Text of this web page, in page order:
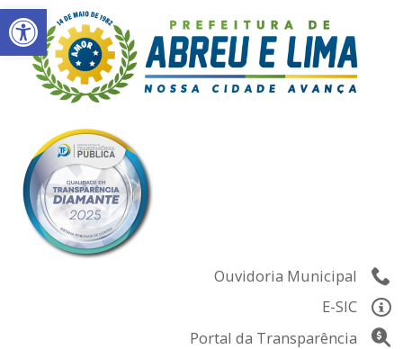
Abrir a barra de ferramentas
Skip
to
content
Ouvidoria Municipal
E-SIC
Portal da Transparência